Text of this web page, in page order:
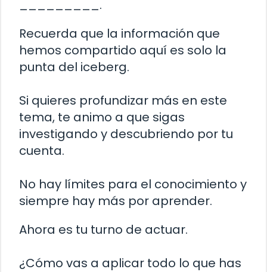
_________.
Recuerda que la información que
hemos compartido aquí es solo la
punta del iceberg.
Si quieres profundizar más en este
tema, te animo a que sigas
investigando y descubriendo por tu
cuenta.
No hay límites para el conocimiento y
siempre hay más por aprender.
Ahora es tu turno de actuar.
¿Cómo vas a aplicar todo lo que has